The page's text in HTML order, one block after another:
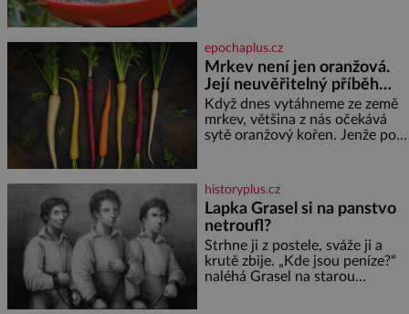
vznikl hladký
se o nenáročného klidného
ptáčka, který většinu dne jen
posedává. Hodně času tráví na
zemi, kde sbírá zbytky semínek
Jeho domovinou je prakticky
celá Austrálie s výjimkou
pobřežní oblasti.
epochaplus.cz
Mrkev není jen oranžová.
Její neuvěřitelný příběh
začíná fialovou barvou
Když dnes vytáhneme ze země
mrkev, většina z nás očekává
sytě oranžový kořen. Jenže po
oranžová. Je fialová, žlutá, bílá,
někdy dokonce téměř černá. Až
díky stovkám let pečlivého
šlechtění se z ní stává zelenina,
bez které si českou zahradu ani
nedokážeme představit. Její
příběh je
historyplus.cz
Lapka Grasel si na panstvo
netroufl?
Strhne ji z postele, sváže ji a
krutě zbije. „Kde jsou peníze?“
naléhá Grasel na starou